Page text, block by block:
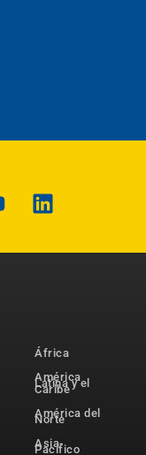
África
América
Latina y el
Caribe
América del
Norte
Asia-
Pacífico